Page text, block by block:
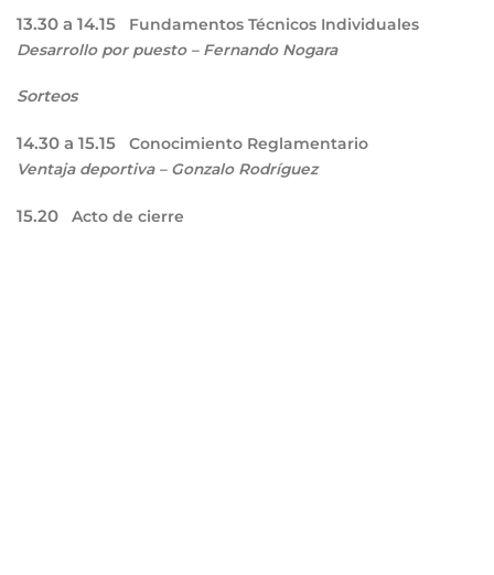
13.30 a 14.15 Fundamentos Técnicos Individuales
Desarrollo por puesto – Fernando Nogara
Sorteos
14.30 a 15.15 Conocimiento Reglamentario
Ventaja deportiva – Gonzalo Rodríguez
15.20 Acto de cierre